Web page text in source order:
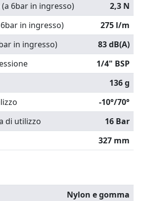
6bar in ingresso)
2,3 N
in ingresso)
275 l/m
in ingresso)
83 dB(A)
1/4" BSP
136 g
-10°/70°
di utilizzo
16 Bar
327 mm
Nylon e gomma